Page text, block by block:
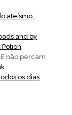
ateísmo,
and by
.
não percam
.
os dias